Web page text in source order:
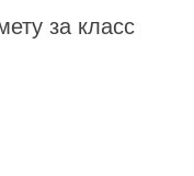
за класс